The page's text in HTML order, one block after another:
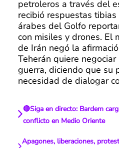
petroleros a través del
recibió respuestas
árabes del Golfo
con misiles y drones. El
de Irán negó la
Teherán quiere
guerra, diciendo que su
necesidad de dialogar
🔴Siga en directo: Bardem
conflicto en Medio Oriente
Apagones, liberaciones,